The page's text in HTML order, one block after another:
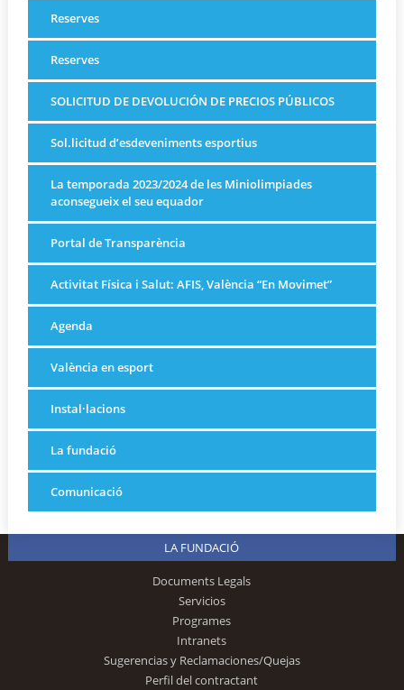
Reserves
Reserves
SOLICITUD DE DEVOLUCIÓN DE PRECIOS PÚBLICOS
Sol.licitud d’esdeveniments esportius
La temporada 2023/2024 de les Miniolimpiades
aconsegueix el seu equador
Portal de Transparència
Activitat Física i Salut: AFIS, València “En Movimet”
Agenda
València en esport
Instal·lacions
La fundació
Comunicació
LA FUNDACIÓ
Documents Legals
Servicios
Programes
Intranets
Sugerencias y Reclamaciones/Quejas
Perfil del contractant